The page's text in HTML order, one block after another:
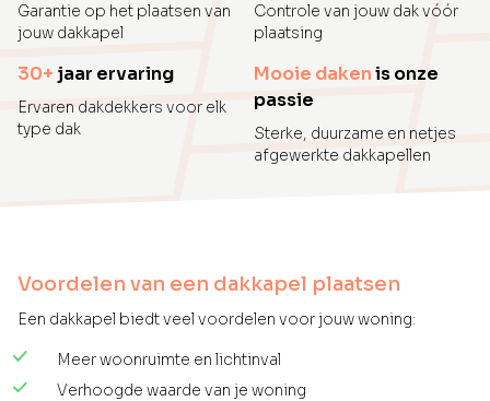
Garantie op het plaatsen van
jouw dakkapel
Controle van jouw dak vóór
plaatsing
30+ jaar ervaring
Ervaren dakdekkers voor elk
type dak
Mooie dakenis onze
passie
Sterke, duurzame en netjes
afgewerkte dakkapellen
Voordelen van een dakkapel plaatsen
Een dakkapel biedt veel voordelen voor jouw woning:
Meer woonruimte en lichtinval
Verhoogde waarde van je woning